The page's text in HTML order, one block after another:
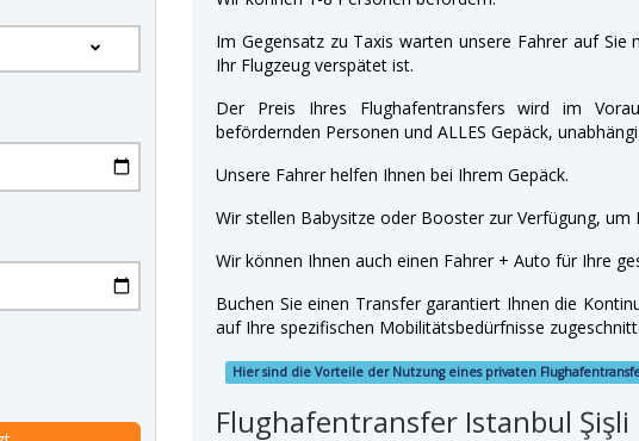
Im Gegensatz zu Taxis warten unsere Fahrer auf
Ihr Flugzeug verspätet ist.
Der Preis Ihres Flughafentransfers wird im
befördernden Personen und ALLES Gepäck,
Unsere Fahrer helfen Ihnen bei Ihrem Gepäck.
Wir stellen Babysitze oder Booster zur Verfügung, um
Wir können Ihnen auch einen Fahrer + Auto für Ihre
Buchen Sie einen Transfer garantiert Ihnen die
auf Ihre spezifischen Mobilitätsbedürfnisse
Hier sind die Vorteile der Nutzung eines privaten
Flughafentransfer Istanbul Şişli